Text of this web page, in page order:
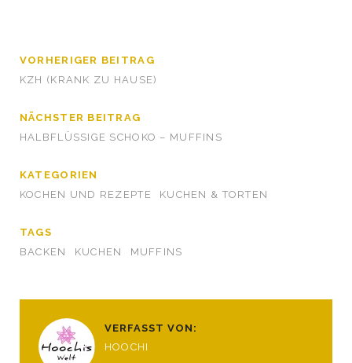
VORHERIGER BEITRAG
KZH (KRANK ZU HAUSE)
NÄCHSTER BEITRAG
HALBFLÜSSIGE SCHOKO – MUFFINS
KATEGORIEN
KOCHEN UND REZEPTE
KUCHEN & TORTEN
TAGS
BACKEN
KUCHEN MUFFINS
VERFASST VON:
HOOCHI